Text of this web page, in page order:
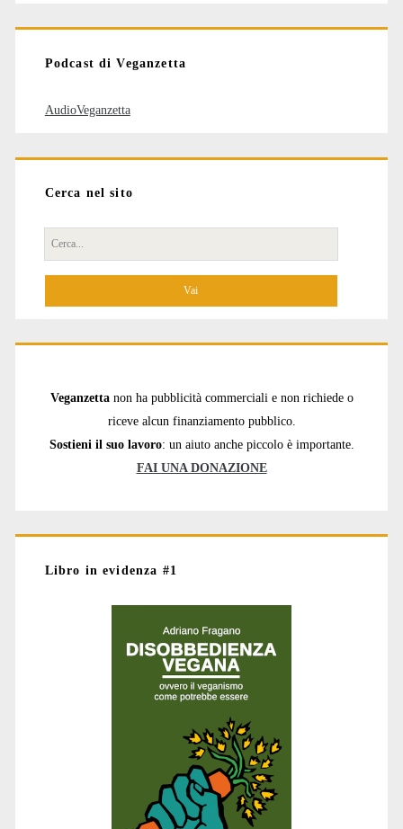
Podcast di Veganzetta
AudioVeganzetta
Cerca nel sito
Cerca
per:
Veganzetta non ha pubblicità commerciali e non richiede o
riceve alcun finanziamento pubblico.
Sostieni il suo lavoro: un aiuto anche piccolo è importante.
FAI UNA DONAZIONE
Libro in evidenza #1